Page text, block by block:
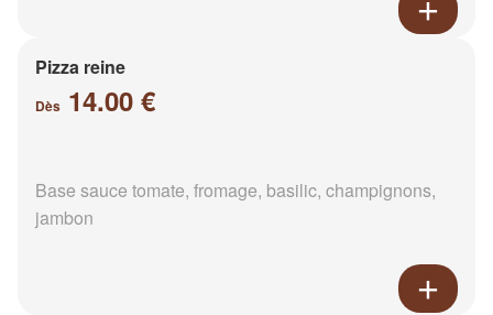
Pizza reine
Dès 14.00 €
Base sauce tomate, fromage, basilic, champignons,
jambon